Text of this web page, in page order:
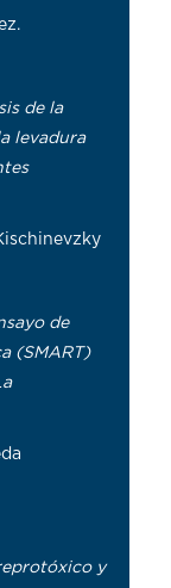
de la
levadura
de
(SMART)
y